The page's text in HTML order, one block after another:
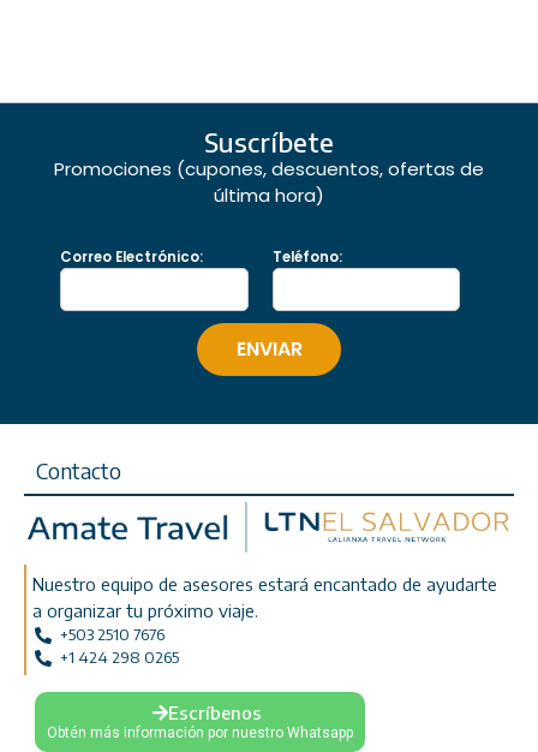
Suscríbete
Promociones (cupones, descuentos, ofertas de
última hora)
Correo Electrónico: Teléfono:
Contacto
Nuestro equipo de asesores estará encantado de ayudarte
a organizar tu próximo viaje.
+503 2510 7676
+1 424 298 0265
Escríbenos
Obtén más información por nuestro Whatsapp